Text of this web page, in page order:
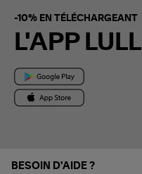
-10% EN TÉLÉCHARGEANT
L'APP LULLI
BESOIN D'AIDE ?